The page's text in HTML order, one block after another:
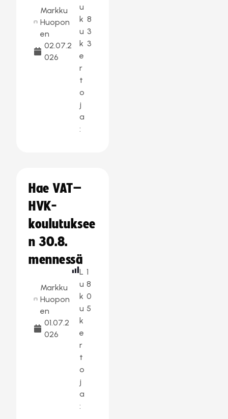
Markku
Huopon
en
02.07.2
026
u
k
u
k
e
r
t
o
j
a
:
8
3
3
Hae VAT–
HVK-
koulutuksee
n 30.8.
mennessä
Markku
Huopon
en
01.07.2
026
L
u
k
u
k
e
r
t
o
j
a
:
1
8
0
5